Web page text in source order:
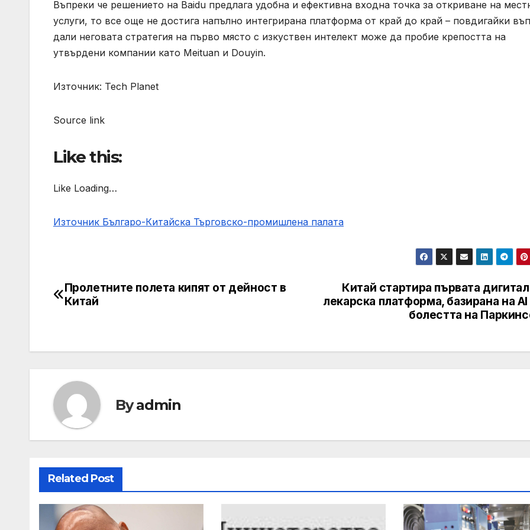
Въпреки че решението на Baidu предлага удобна и ефективна входна точка за откриване на
услуги, то все още не достига напълно интегрирана платформа от край до край – повдигайки
дали неговата стратегия на първо място с изкуствен интелект може да пробие крепостта на
утвърдени компании като Meituan и Douyin.
Източник: Tech Planet
Source link
Like this:
Like Loading…
Източник Българо-Китайска Търговско-промишлена палaта
Навигация
Китай стартира първата
лекарска платформа, базирана на AI
болестта на
Пролетните полета кипят от дейност в
Китай
Byadmin
Related Post